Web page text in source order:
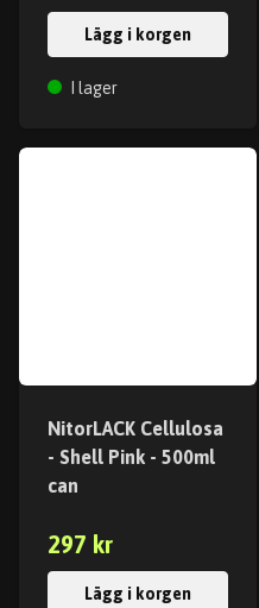
Lägg i korgen
I lager
NitorLACK Cellulosa
- Shell Pink - 500ml
can
297 kr
Lägg i korgen